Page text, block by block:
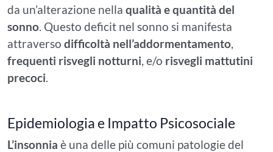
da un’alterazione nella qualità e quantità del
sonno. Questo deficit nel sonno si manifesta
attraverso difficoltà nell’addormentamento,
frequenti risvegli notturni, e/o risvegli mattutini
precoci.
Epidemiologia e Impatto Psicosociale
L’insonnia è una delle più comuni patologie del